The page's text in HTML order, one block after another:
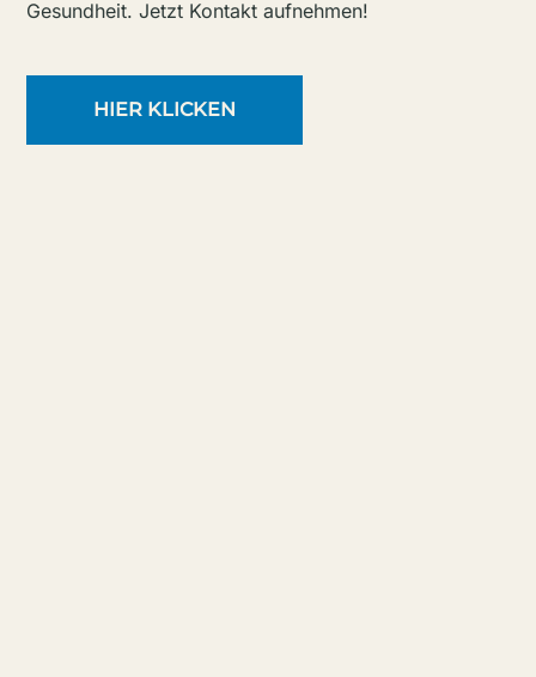
Gesundheit. Jetzt Kontakt aufnehmen!
HIER KLICKEN